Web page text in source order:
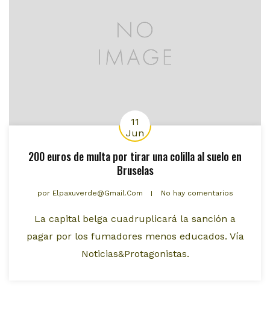
11
Jun
200 euros de multa por tirar una colilla al suelo en
Bruselas
porElpaxuverde@gmail.com No hay comentarios
La capital belga cuadruplicará la sanción a
pagar por los fumadores menos educados. Vía
Noticias&Protagonistas.